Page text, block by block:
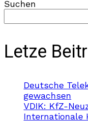
Suchen
Letze
Deutsche
gewachsen
VDIK: KfZ-
Internationale